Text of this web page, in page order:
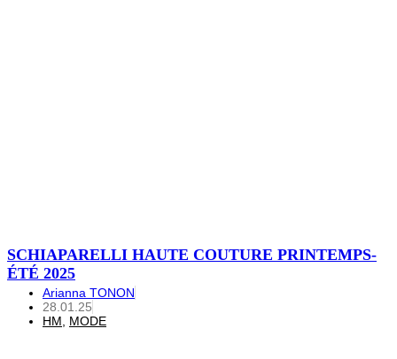
SCHIAPARELLI HAUTE COUTURE PRINTEMPS-
ÉTÉ 2025
Arianna TONON
28.01.25
HM
MODE